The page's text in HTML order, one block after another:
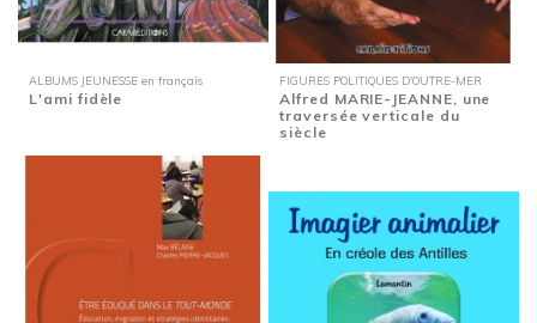
ALBUMS JEUNESSE en français
L'ami fidèle
FIGURES POLITIQUES D'OUTRE-MER
Alfred MARIE-JEANNE, une
traversée verticale du
siècle